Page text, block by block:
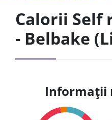
Calorii Self
- Belbake
Informații